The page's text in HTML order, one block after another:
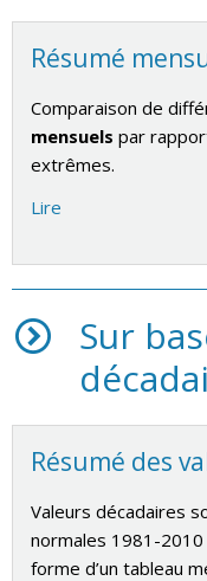
Résumé
Comparaison de
mensuels par
extrêmes.
Lire
Sur
Résumé des
Valeurs décadaires
normales 1981-
forme d’un tableau